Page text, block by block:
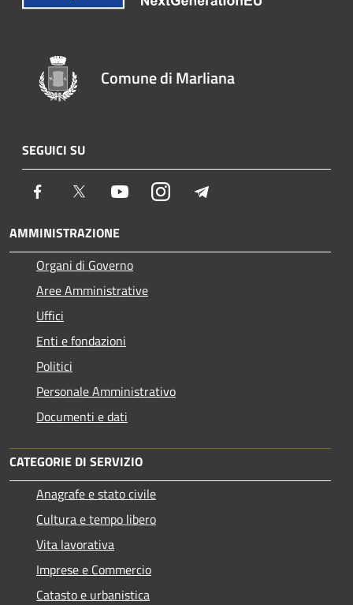
Comune di Marliana
SEGUICI SU
Facebook Twitter YoutubeInstagram
AMMINISTRAZIONE
Organi di Governo
Aree Amministrative
Uffici
Enti e fondazioni
Politici
Personale Amministrativo
Documenti e dati
CATEGORIE DI SERVIZIO
Anagrafe e stato civile
Cultura e tempo libero
Vita lavorativa
Imprese e Commercio
Catasto e urbanistica